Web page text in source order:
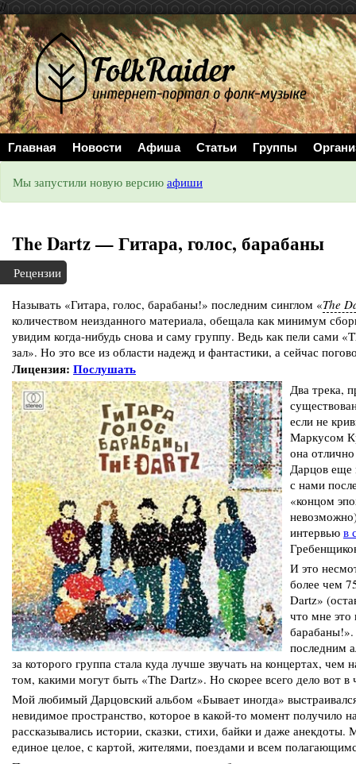
//
Главная Новости Афиша Статьи Группы
Мы запустили новую версию афиши
The Dartz — Гитара, голос, барабаны
Рецензии
Называть «Гитара, голос, барабаны!» последним синглом «The
количеством неизданного материала, обещала как минимум
увидим когда-нибудь снова и саму группу. Ведь как пели сами
зал». Но это все из области надежд и фантастики, а сейчас
Лицензия: Послушать
Два трека,
если не
Маркусом
она
Дарцов еще
с нами
«концом
интервью в
И это
более чем
Dartz»
что мне это
последним
за которого группа стала куда лучше звучать на концертах,
том, какими могут быть «The Dartz». Но скорее всего дело вот в
Мой любимый Дарцовский альбом «Бывает иногда»
невидимое пространство, которое в какой-то момент получило
рассказывались истории, сказки, стихи, байки и даже
единое целое, с картой, жителями, поездами и всем